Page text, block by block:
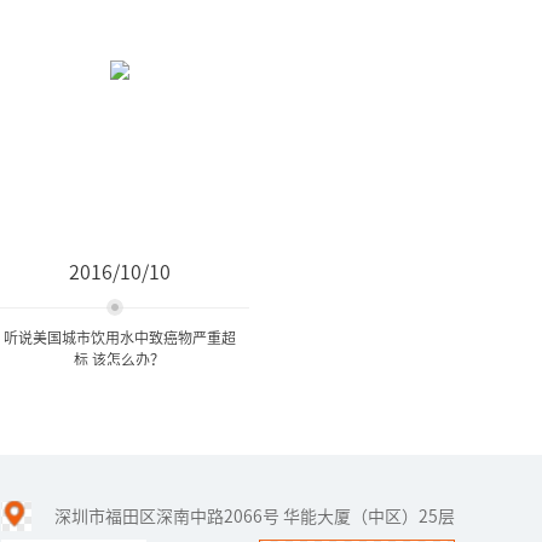
2016/10/10
听说美国城市饮用水中致癌物严重超
标 该怎么办？
深圳市福田区深南中路2066号 华能大厦（中区）25层